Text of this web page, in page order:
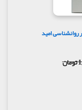
روانشناسی امید